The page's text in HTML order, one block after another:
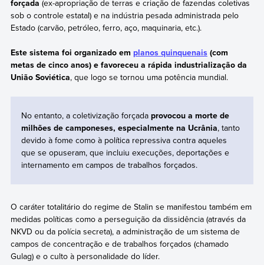
forçada (ex-apropriação de terras e criação de fazendas coletivas
sob o controle estatal) e na indústria pesada administrada pelo
Estado (carvão, petróleo, ferro, aço, maquinaria, etc.).
Este sistema foi organizado em planos quinquenais(com
metas de cinco anos) e favoreceu a rápida industrialização da
União Soviética, que logo se tornou uma potência mundial.
No entanto, a coletivização forçada provocou a morte de
milhões de camponeses, especialmente na Ucrânia, tanto
devido à fome como à política repressiva contra aqueles
que se opuseram, que incluiu execuções, deportações e
internamento em campos de trabalhos forçados.
O caráter totalitário do regime de Stalin se manifestou também em
medidas políticas como a perseguição da dissidência (através da
NKVD ou da polícia secreta), a administração de um sistema de
campos de concentração e de trabalhos forçados (chamado
Gulag) e o culto à personalidade do líder.